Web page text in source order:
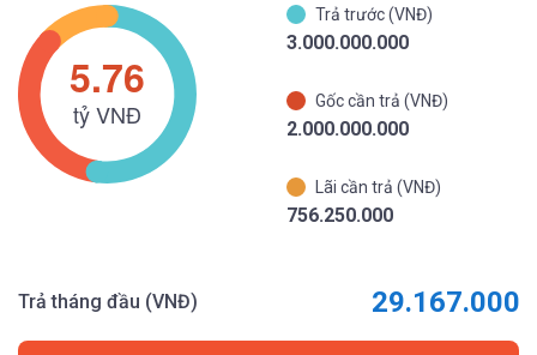
Trả trước (VNĐ)
3.000.000.000
Gốc cần trả (VNĐ)
2.000.000.000
Lãi cần trả (VNĐ)
756.250.000
Trả tháng đầu (VNĐ) 29.167.000